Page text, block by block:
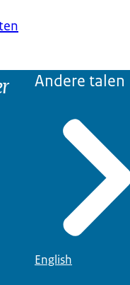
Andere talen
English